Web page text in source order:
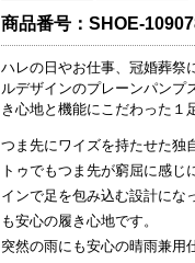
商品番号： SHOE-
ハレの日やお仕事、冠婚葬祭
ルデザインのプレーンパンプ
き心地と機能にこだわった１
つま先にワイズを持たせた独
トゥでもつま先が窮屈に感じ
インで足を包み込む設計にな
も安心の履き心地です。
突然の雨にも安心の晴雨兼用